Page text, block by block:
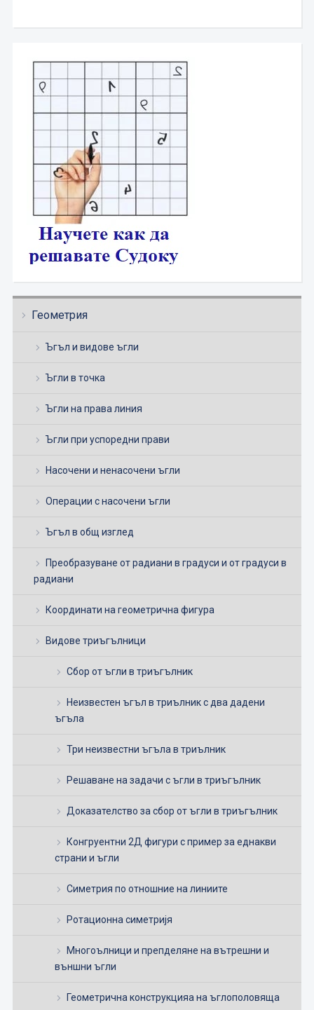
Геометрия
Ъгъл и видове ъгли
Ъгли в точка
Ъгли на права линия
Ъгли при успоредни прави
Насочени и ненасочени ъгли
Операции с насочени ъгли
Ъгъл в общ изглед
Преобразуване от радиани в градуси и от градуси в
радиани
Координати на геометрична фигура
Видове триъгълници
Сбор от ъгли в триъгълник
Неизвестен ъгъл в триълник с два дадени
ъгъла
Три неизвестни ъгъла в триълник
Решаване на задачи с ъгли в триъгълник
Доказателство за сбор от ъгли в триъгълник
Конгруентни 2Д фигури с пример за еднакви
страни и ъгли
Симетрия по отношние на линиите
Ротационна симетријя
Многоълници и препделяне на вътрешни и
външни ъгли
Геометрична конструкцияа на ъглополовяща